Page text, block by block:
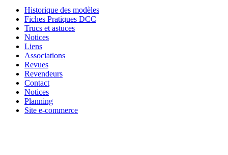
Historique des modèles
Fiches Pratiques DCC
Trucs et astuces
Notices
Liens
Associations
Revues
Revendeurs
Contact
Notices
Planning
Site e-commerce